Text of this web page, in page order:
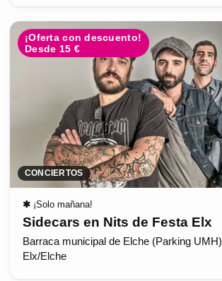
¡Oferta con descuento!
Desde 15 €
CONCIERTOS
✱ ¡Solo mañana!
Sidecars en Nits de Festa Elx
Barraca municipal de Elche (Parking UMH)
Elx/Elche